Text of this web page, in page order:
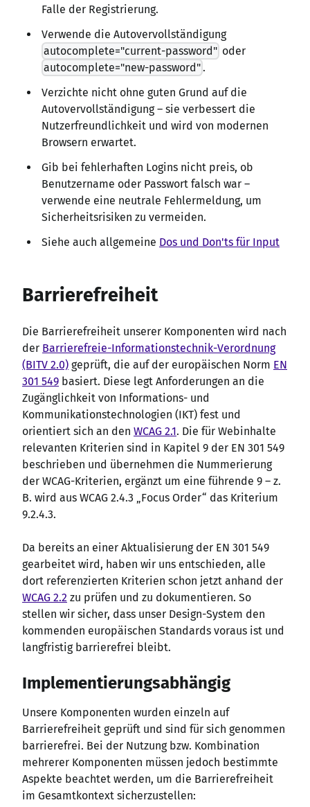
Falle der Registrierung.
Verwende die Autovervollständigung
autocomplete="current-password" oder
autocomplete="new-password" .
Verzichte nicht ohne guten Grund auf die
Autovervollständigung – sie verbessert die
Nutzerfreundlichkeit und wird von modernen
Browsern erwartet.
Gib bei fehlerhaften Logins nicht preis, ob
Benutzername oder Passwort falsch war –
verwende eine neutrale Fehlermeldung, um
Sicherheitsrisiken zu vermeiden.
Siehe auch allgemeine Dos und Don'ts für Input
Barrierefreiheit
Die Barrierefreiheit unserer Komponenten wird nach
der Barrierefreie-Informationstechnik-Verordnung
(BITV 2.0) geprüft, die auf der europäischen Norm EN
301 549 basiert. Diese legt Anforderungen an die
Zugänglichkeit von Informations- und
Kommunikationstechnologien (IKT) fest und
orientiert sich an den WCAG 2.1. Die für Webinhalte
relevanten Kriterien sind in Kapitel 9 der EN 301 549
beschrieben und übernehmen die Nummerierung
der WCAG-Kriterien, ergänzt um eine führende 9 – z.
B. wird aus WCAG 2.4.3 „Focus Order“ das Kriterium
9.2.4.3.
Da bereits an einer Aktualisierung der EN 301 549
gearbeitet wird, haben wir uns entschieden, alle
dort referenzierten Kriterien schon jetzt anhand der
WCAG 2.2 zu prüfen und zu dokumentieren. So
stellen wir sicher, dass unser Design-System den
kommenden europäischen Standards voraus ist und
langfristig barrierefrei bleibt.
Implementierungsabhängig
Unsere Komponenten wurden einzeln auf
Barrierefreiheit geprüft und sind für sich genommen
barrierefrei. Bei der Nutzung bzw. Kombination
mehrerer Komponenten müssen jedoch bestimmte
Aspekte beachtet werden, um die Barrierefreiheit
im Gesamtkontext sicherzustellen: